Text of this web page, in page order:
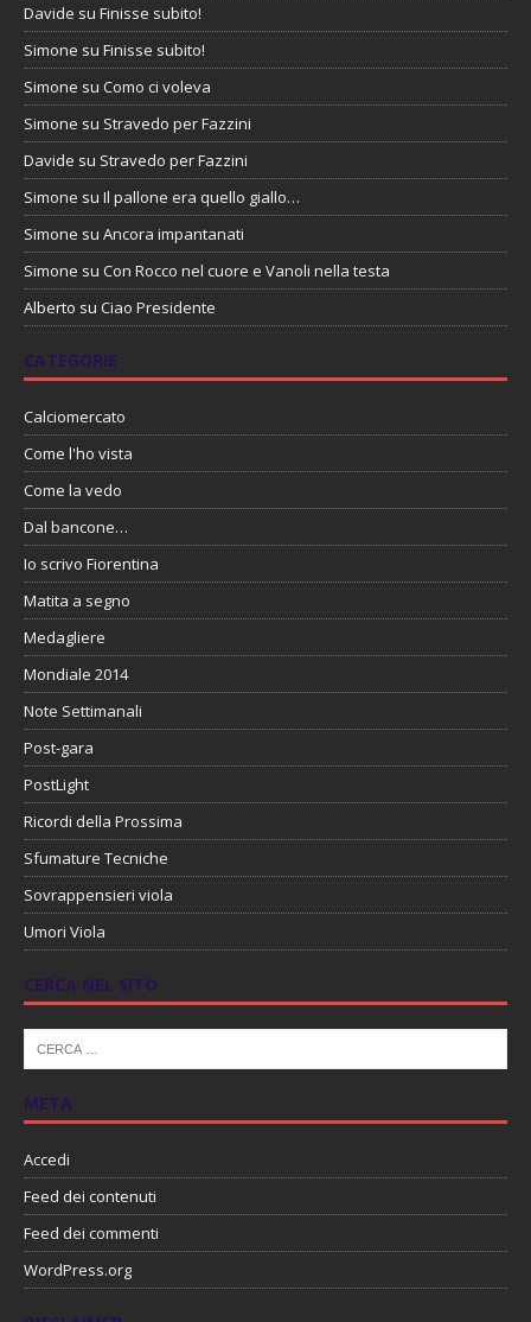
Davide su Finisse subito!
Simone su Finisse subito!
Simone su Como ci voleva
Simone su Stravedo per Fazzini
Davide su Stravedo per Fazzini
Simone su Il pallone era quello giallo…
Simone su Ancora impantanati
Simone su Con Rocco nel cuore e Vanoli nella testa
Alberto su Ciao Presidente
CATEGORIE
Calciomercato
Come l'ho vista
Come la vedo
Dal bancone…
Io scrivo Fiorentina
Matita a segno
Medagliere
Mondiale 2014
Note Settimanali
Post-gara
PostLight
Ricordi della Prossima
Sfumature Tecniche
Sovrappensieri viola
Umori Viola
CERCA NEL SITO
META
Accedi
Feed dei contenuti
Feed dei commenti
WordPress.org